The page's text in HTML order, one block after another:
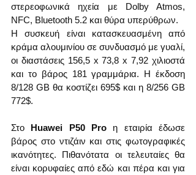
στερεοφωνικά ηχεία με Dolby Atmos,
NFC, Bluetooth 5.2 και θύρα υπερύθρων.
Η συσκευή είναι κατασκευασμένη από
κράμα αλουμινίου σε συνδυασμό με γυαλί,
οι διαστάσεις 156,5 x 73,8 x 7,92 χιλιοστά
και το βάρος 181 γραμμάρια. Η έκδοση
8/128 GB θα κοστίζει 695$ και η 8/256 GB
772$.
Στο Huawei P50 Pro η εταιρία έδωσε
βάρος στο ντιζάιν και στις φωτογραφικές
ικανότητες. Πιθανότατα οι τελευταίες θα
είναι κορυφαίες από εδώ και πέρα και για